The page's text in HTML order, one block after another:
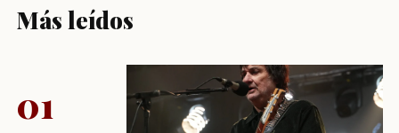
Más leídos
01